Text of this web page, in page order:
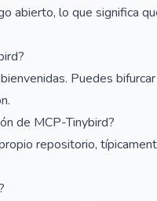
abierto, lo que significa
Puedes
de MCP-Tinybird?
repositorio,